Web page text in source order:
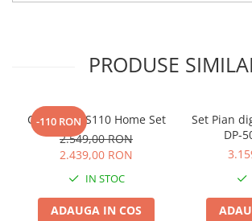
PRODUSE
-110 RON
Casio CDP-S110 Home Set
2.549,00 RON
2.439,00 RON
IN STOC
ADAUGA IN COS
Set Pian
DP-